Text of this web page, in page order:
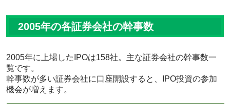
2005年の各証券会社の幹事数
2005年に上場したIPOは158社。主な証券会社の幹事数一
覧です。
幹事数が多い証券会社に口座開設すると、IPO投資の参加
機会が増えます。